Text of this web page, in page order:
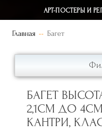
АРТ-ПОСТЕРЫ И
Главная Багет
БАГЕТ
2,1СМ ДО
КАНТРИ,